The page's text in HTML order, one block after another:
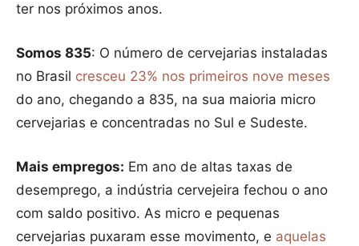
ter nos próximos anos.
Somos 835: O número de cervejarias instaladas
no Brasil cresceu 23% nos primeiros nove meses
do ano, chegando a 835, na sua maioria micro
cervejarias e concentradas no Sul e Sudeste.
Mais empregos: Em ano de altas taxas de
desemprego, a indústria cervejeira fechou o ano
com saldo positivo. As micro e pequenas
cervejarias puxaram esse movimento, e aquelas